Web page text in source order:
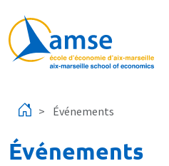
Événements
Événements